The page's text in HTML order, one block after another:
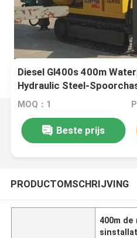
Diesel Gl400s 400m
Hydraulic Steel-
MOQ：1
Beste prijs
PRODUCTOMSCHRIJVING
400m de